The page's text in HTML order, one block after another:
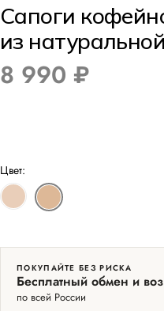
Сапоги
из
8 990 ₽
Цвет:
ПОКУПАЙТЕ БЕЗ РИСКА
Бесплатный обмен и
по всей России